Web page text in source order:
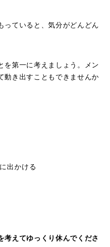
っていると、気分がどんどん
を第一に考えましょう。メン
動き出すこともできませんか
出かける
考えてゆっくり休んでくださ